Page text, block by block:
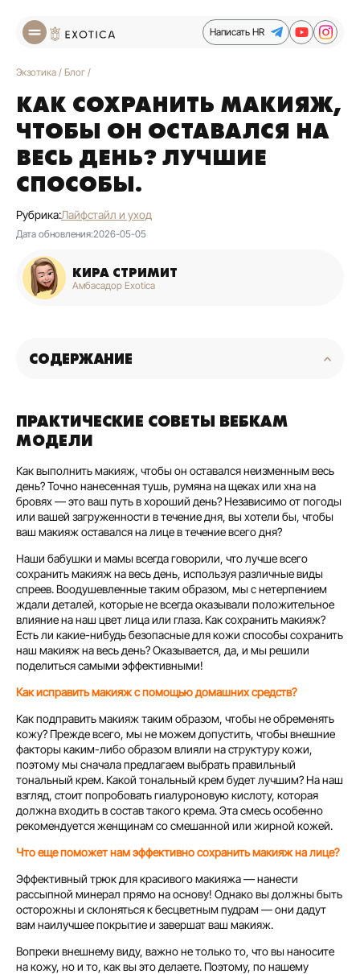
Написать HR
Экзотика / Блог /
КАК СОХРАНИТЬ МАКИЯЖ,
ЧТОБЫ ОН ОСТАВАЛСЯ НА
ВЕСЬ ДЕНЬ? ЛУЧШИЕ
СПОСОБЫ.
Рубрика:Лайфстайл и уход
Дата обновления:2026-05-05
КИРА СТРИМИТ
Амбасадор Exotica
СОДЕРЖАНИЕ
ПРАКТИЧЕСКИЕ СОВЕТЫ ВЕБКАМ
МОДЕЛИ
Как выполнить макияж, чтобы он оставался неизменным весь
день? Точно нанесенная тушь, румяна на щеках или хна на
бровях — это ваш путь в хороший день? Независимо от погоды
или вашей загруженности в течение дня, вы хотели бы, чтобы
ваш макияж оставался на лице в течение всего дня?
Наши бабушки и мамы всегда говорили, что лучше всего
сохранить макияж на весь день, используя различные виды
спреев. Воодушевленные таким образом, мы с нетерпением
ждали деталей, которые не всегда оказывали положительное
влияние на наш цвет лица или глаза. Как сохранить макияж?
Есть ли какие-нибудь безопасные для кожи способы сохранить
наш макияж на весь день? Оказывается, да, и мы решили
поделиться самыми эффективными!
Как исправить макияж с помощью домашних средств?
Как подправить макияж таким образом, чтобы не обременять
кожу? Прежде всего, мы не можем допустить, чтобы внешние
факторы каким-либо образом влияли на структуру кожи,
поэтому мы сначала предлагаем выбрать правильный
тональный крем. Какой тональный крем будет лучшим? На наш
взгляд, стоит попробовать гиалуроновую кислоту, которая
должна входить в состав такого крема. Эта смесь особенно
рекомендуется женщинам со смешанной или жирной кожей.
Что еще поможет нам эффективно сохранить макияж на лице?
Эффективный трюк для красивого макияжа — нанести
рассыпной минерал прямо на основу! Однако вы должны быть
осторожны и склоняться к бесцветным пудрам — они дадут
вам наилучшее покрытие и завершат ваш макияж.
Вопреки внешнему виду, важно не только то, что вы наносите
на кожу, но и то, как вы это делаете. Поэтому, по нашему